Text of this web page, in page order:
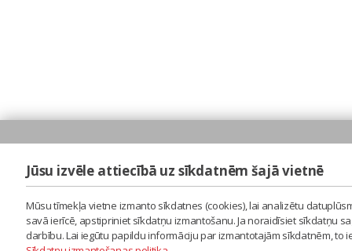
Jūsu izvēle attiecībā uz sīkdatnēm šajā vietnē
Mūsu tīmekļa vietne izmanto sīkdatnes (cookies), lai analizētu
savā ierīcē, apstipriniet sīkdatņu izmantošanu. Ja noraidīsiet sīkdatņu
darbību. Lai iegūtu papildu informāciju par izmantotajām sīkdatnēm,